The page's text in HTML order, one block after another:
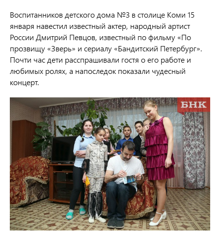
Воспитанников детского дома №3 в столице Коми 15
января навестил известный актер, народный артист
России Дмитрий Певцов, известный по фильму «По
прозвищу «Зверь» и сериалу «Бандитский Петербург».
Почти час дети расспрашивали гостя о его работе и
любимых ролях, а напоследок показали чудесный
концерт.